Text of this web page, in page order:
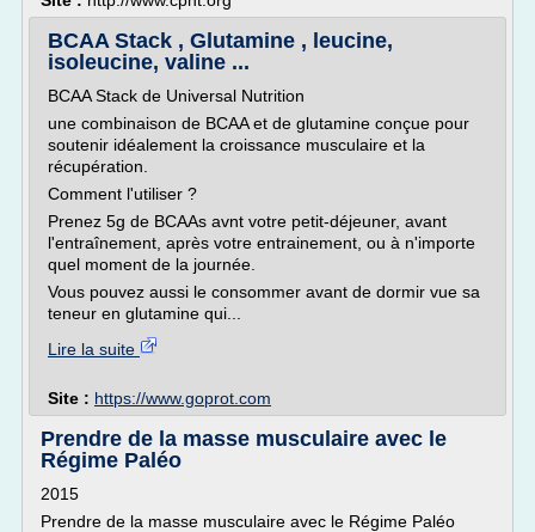
BCAA Stack , Glutamine , leucine,
isoleucine, valine ...
BCAA Stack de Universal Nutrition
une combinaison de BCAA et de glutamine conçue pour
soutenir idéalement la croissance musculaire et la
récupération.
Comment l'utiliser ?
Prenez 5g de BCAAs avnt votre petit-déjeuner, avant
l'entraînement, après votre entrainement, ou à n'importe
quel moment de la journée.
Vous pouvez aussi le consommer avant de dormir vue sa
teneur en glutamine qui...
Lire la suite
Site : https://www.goprot.com
Prendre de la masse musculaire avec le
Régime Paléo
2015
Prendre de la masse musculaire avec le Régime Paléo